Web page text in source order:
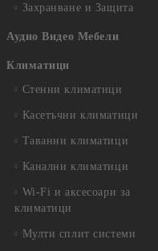
Захранване и Защита
Аудио Видео Мебели
Климатици
Стенни климатици
Касетъчни климатици
Таванни климатици
Канални климатици
Wi-Fi и аксесоари за
климатици
Мулти сплит системи